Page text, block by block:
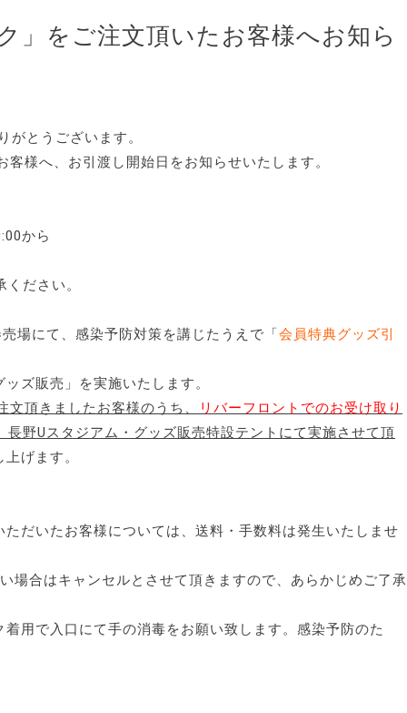
」をご注文頂いたお客様へお知ら
がとうございます。
客様へ、お引渡し開始日をお知らせいたします。
から
ださい。
場にて、感染予防対策を講じたうえで「会員特典グッズ引
ズ販売」を実施いたします。
文頂きましたお客様のうち、
リバーフロントでのお受け取り
長野Uスタジアム・グッズ販売特設テントにて実施させて頂
げます。
だいたお客様については、送料・手数料は発生いたしませ
合はキャンセルとさせて頂きますので、あらかじめご了承
用で入口にて手の消毒をお願い致します。感染予防のた